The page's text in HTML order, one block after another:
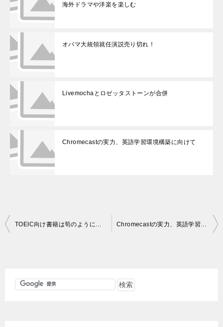
海外ドラマや洋楽を楽しむ
オバマ大統領就任演説売り切れ！
Livemochaとロゼッタストーンが合併
Chromecastの実力、英語学習環境構築に向けて
投